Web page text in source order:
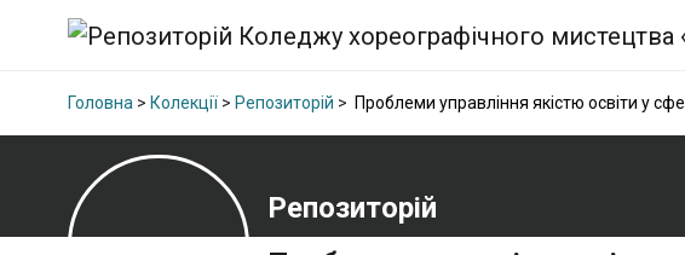
Головна > Колекції > Репозиторій > Проблеми управління якістю освіти у
Репозиторій